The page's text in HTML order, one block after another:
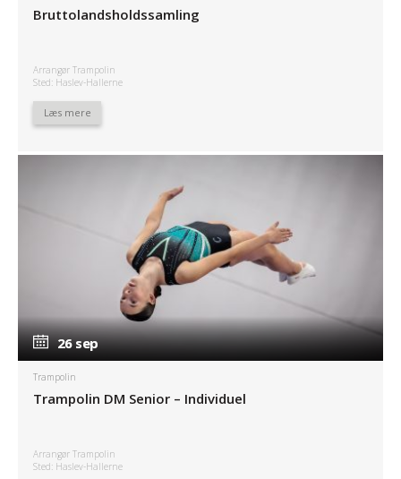
Bruttolandsholdssamling
Arrangør Trampolin
Sted: Haslev-Hallerne
Læs mere
26 sep
26 sep
Trampolin
Trampolin DM Senior – Individuel
Arrangør Trampolin
Sted: Haslev-Hallerne